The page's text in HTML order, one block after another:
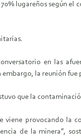
lugareños según el
en las
embargo, la reunión fue
que la
viene provocando
de la minera”,